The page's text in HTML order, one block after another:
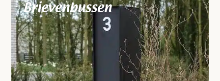
Brievenbussen